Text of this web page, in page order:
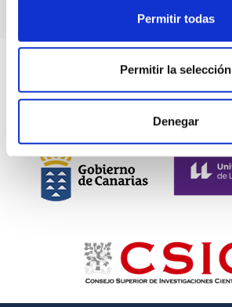
Permitir todas
Permitir la selección
Denegar